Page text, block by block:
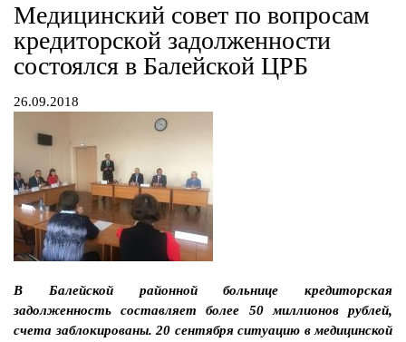
Медицинский совет по вопросам
кредиторской задолженности
состоялся в Балейской ЦРБ
26.09.2018
В Балейской районной больнице кредиторская
задолженность составляет более 50 миллионов рублей,
счета заблокированы. 20 сентября ситуацию в медицинской